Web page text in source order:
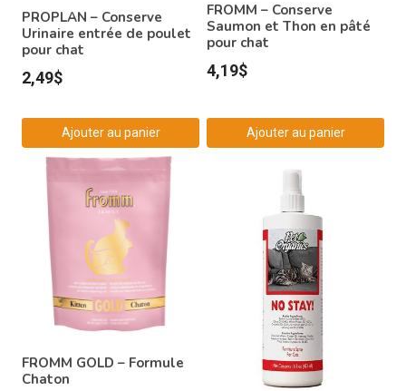
PROPLAN – Conserve
Urinaire entrée de poulet
pour chat
2,49$
Ajouter au panier
FROMM – Conserve
Saumon et Thon en pâté
pour chat
4,19$
Ajouter au panier
FROMM GOLD – Formule
Chaton